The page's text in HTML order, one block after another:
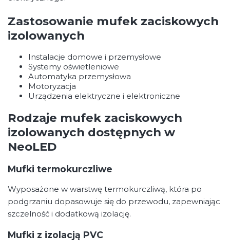
Zastosowanie mufek zaciskowych
izolowanych
Instalacje domowe i przemysłowe
Systemy oświetleniowe
Automatyka przemysłowa
Motoryzacja
Urządzenia elektryczne i elektroniczne
Rodzaje mufek zaciskowych
izolowanych dostępnych w
NeoLED
Mufki termokurczliwe
Wyposażone w warstwę termokurczliwą, która po
podgrzaniu dopasowuje się do przewodu, zapewniając
szczelność i dodatkową izolację.
Mufki z izolacją PVC